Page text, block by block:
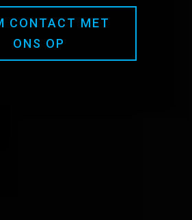
CONTACT MET
ONS OP